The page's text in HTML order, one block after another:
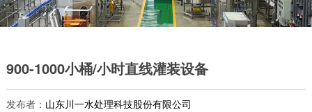
900-1000小桶/小时直线灌装设备
发布者： 山东川一水处理科技股份有限公司